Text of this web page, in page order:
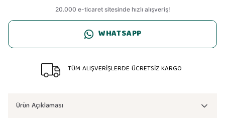
WHATSAPP
TÜM ALIŞVERİŞLERDE ÜCRETSİZ KARGO
Ürün Açıklaması